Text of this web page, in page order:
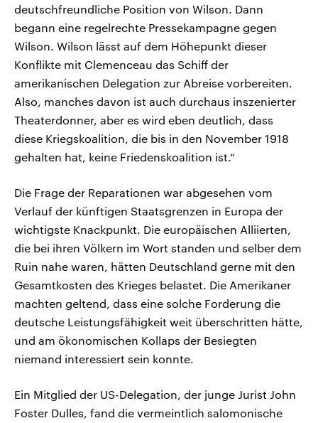
deutschfreundliche Position von Wilson. Dann
begann eine regelrechte Pressekampagne gegen
Wilson. Wilson lässt auf dem Höhepunkt dieser
Konflikte mit Clemenceau das Schiff der
amerikanischen Delegation zur Abreise vorbereiten.
Also, manches davon ist auch durchaus inszenierter
Theaterdonner, aber es wird eben deutlich, dass
diese Kriegskoalition, die bis in den November 1918
gehalten hat, keine Friedenskoalition ist.“
Die Frage der Reparationen war abgesehen vom
Verlauf der künftigen Staatsgrenzen in Europa der
wichtigste Knackpunkt. Die europäischen Alliierten,
die bei ihren Völkern im Wort standen und selber dem
Ruin nahe waren, hätten Deutschland gerne mit den
Gesamtkosten des Krieges belastet. Die Amerikaner
machten geltend, dass eine solche Forderung die
deutsche Leistungsfähigkeit weit überschritten hätte,
und am ökonomischen Kollaps der Besiegten
niemand interessiert sein konnte.
Ein Mitglied der US-Delegation, der junge Jurist John
Foster Dulles, fand die vermeintlich salomonische